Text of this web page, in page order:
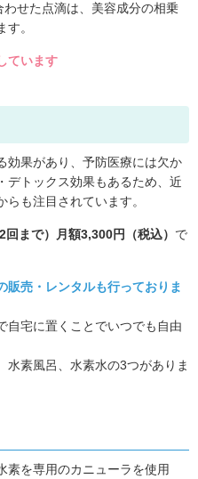
せた点滴は、美容成分の相乗
。
ています
効果があり、予防医療には欠か
デトックス効果もあるため、近
も注目されています。
まで）月額3,300円（税込） で
販売・レンタルも行っておりま
自宅に置くことでいつでも自由
水素風呂、水素水の3つがありま
素を専用のカニューラを使用